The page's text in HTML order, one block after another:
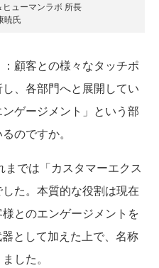
ューマンラボ 所長
暁氏
：顧客との様々なタッチポ
、各部門へと展開してい
ゲージメント」という部
のですか。
までは「カスタマーエクス
た。本質的な役割は現在
とのエンゲージメントを
として加えた上で、名称
した。